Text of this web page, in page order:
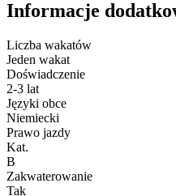
Informacje
Liczba wakatów
Jeden wakat
Doświadczenie
2-3 lat
Języki obce
Niemiecki
Prawo jazdy
Kat.
B
Zakwaterowanie
Tak